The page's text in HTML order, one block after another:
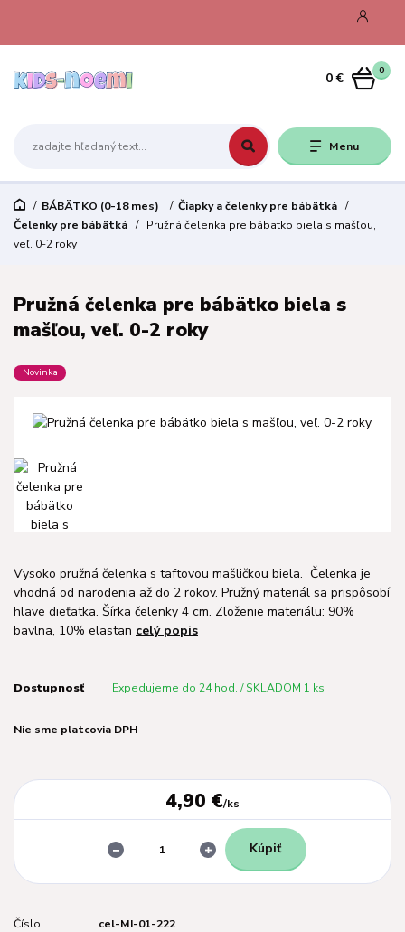
Menu
0
0 €
BÁBÄTKO (0-18 mes)
Čiapky a čelenky pre bábätká
Čelenky pre bábätká
Pružná čelenka pre bábätko biela s mašľou,
veľ. 0-2 roky
Pružná čelenka pre bábätko biela s
mašľou, veľ. 0-2 roky
Novinka
Vysoko pružná čelenka s taftovou mašličkou biela. Čelenka je
vhodná od narodenia až do 2 rokov. Pružný materiál sa prispôsobí
hlave dieťatka. Šírka čelenky 4 cm. Zloženie materiálu: 90%
bavlna, 10% elastan celý popis
Dostupnosť Expedujeme do 24 hod. / SKLADOM 1 ks
Nie sme platcovia DPH
4,90 €/ks
Kúpiť
Číslo
cel-MI-01-222